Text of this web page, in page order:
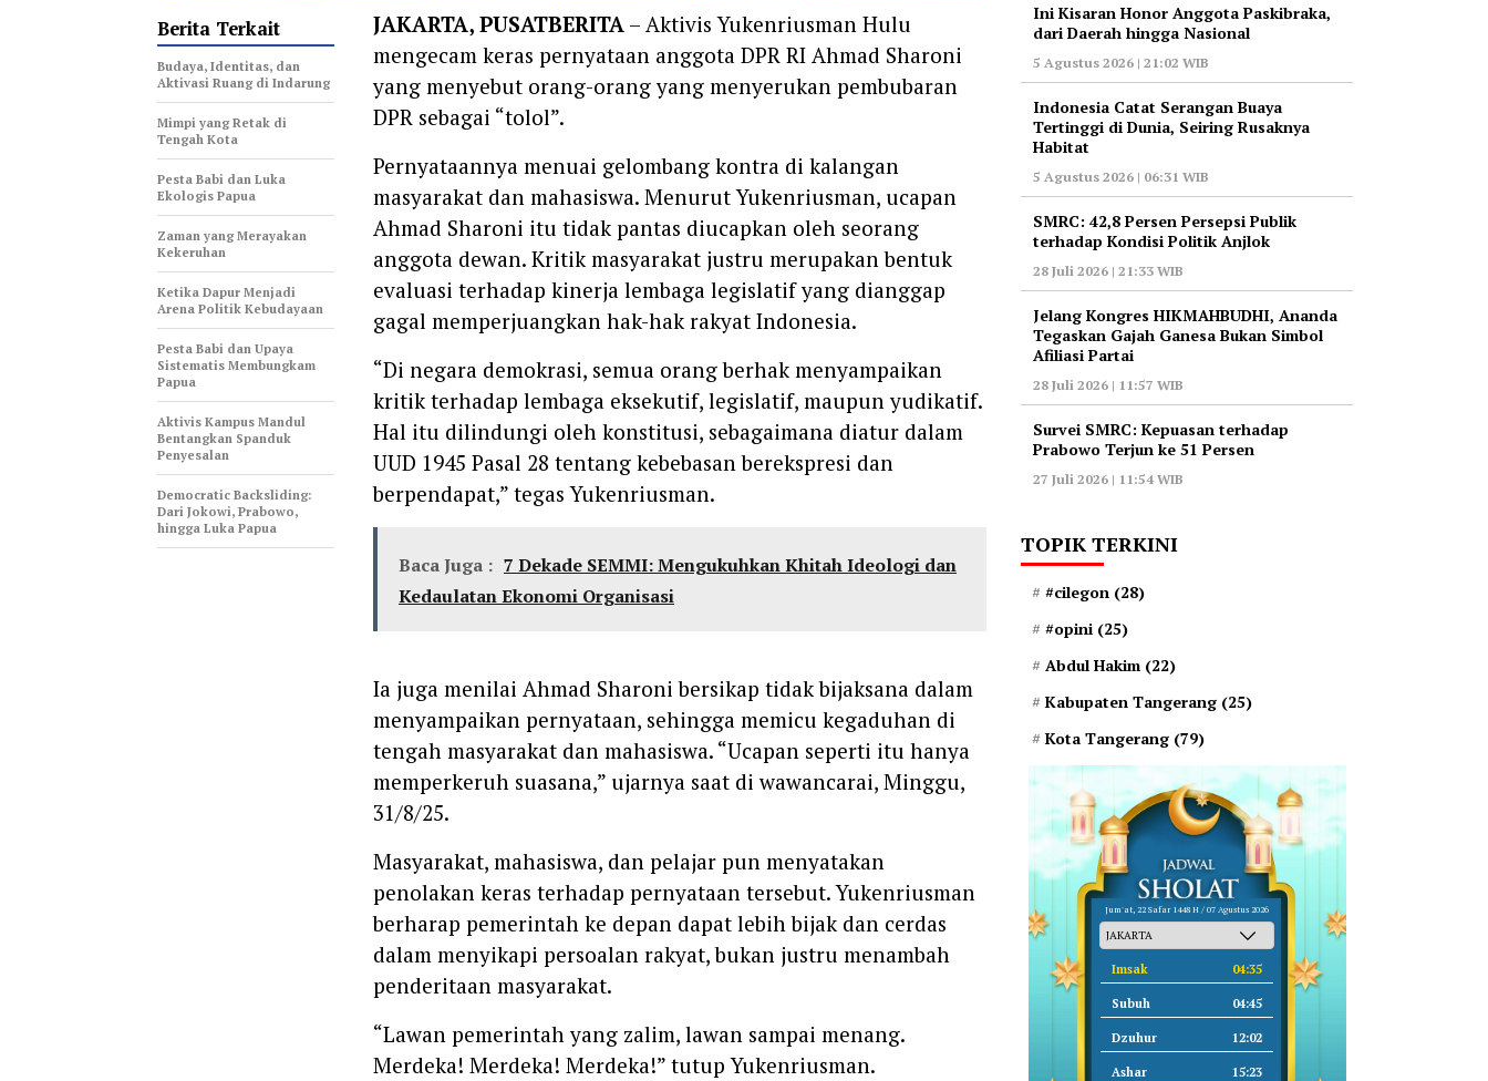
JAKARTA, PUSATBERITA – Aktivis Yukenriusman Hulu
mengecam keras pernyataan anggota DPR RI Ahmad Sharoni
yang menyebut orang-orang yang menyerukan pembubaran
DPR sebagai “tolol”.
Pernyataannya menuai gelombang kontra di kalangan
masyarakat dan mahasiswa. Menurut Yukenriusman, ucapan
Ahmad Sharoni itu tidak pantas diucapkan oleh seorang
anggota dewan. Kritik masyarakat justru merupakan bentuk
evaluasi terhadap kinerja lembaga legislatif yang dianggap
gagal memperjuangkan hak-hak rakyat Indonesia.
“Di negara demokrasi, semua orang berhak menyampaikan
kritik terhadap lembaga eksekutif, legislatif, maupun yudikatif.
Hal itu dilindungi oleh konstitusi, sebagaimana diatur dalam
UUD 1945 Pasal 28 tentang kebebasan berekspresi dan
berpendapat,” tegas Yukenriusman.
Baca Juga : 7 Dekade SEMMI: Mengukuhkan Khitah Ideologi dan
Kedaulatan Ekonomi Organisasi
Ia juga menilai Ahmad Sharoni bersikap tidak bijaksana dalam
menyampaikan pernyataan, sehingga memicu kegaduhan di
tengah masyarakat dan mahasiswa. “Ucapan seperti itu hanya
memperkeruh suasana,” ujarnya saat di wawancarai, Minggu,
31/8/25.
Masyarakat, mahasiswa, dan pelajar pun menyatakan
penolakan keras terhadap pernyataan tersebut. Yukenriusman
berharap pemerintah ke depan dapat lebih bijak dan cerdas
dalam menyikapi persoalan rakyat, bukan justru menambah
penderitaan masyarakat.
“Lawan pemerintah yang zalim, lawan sampai menang.
Merdeka! Merdeka! Merdeka!” tutup Yukenriusman.
Berita Terkait
Budaya, Identitas, dan
Aktivasi Ruang di Indarung
Mimpi yang Retak di
Tengah Kota
Pesta Babi dan Luka
Ekologis Papua
Zaman yang Merayakan
Kekeruhan
Ketika Dapur Menjadi
Arena Politik Kebudayaan
Pesta Babi dan Upaya
Sistematis Membungkam
Papua
Aktivis Kampus Mandul
Bentangkan Spanduk
Penyesalan
Democratic Backsliding:
Dari Jokowi, Prabowo,
hingga Luka Papua
Ini Kisaran Honor Anggota Paskibraka,
dari Daerah hingga Nasional
5 Agustus 2026 | 21:02 WIB
Indonesia Catat Serangan Buaya
Tertinggi di Dunia, Seiring Rusaknya
Habitat
5 Agustus 2026 | 06:31 WIB
‎SMRC: 42,8 Persen Persepsi Publik
terhadap Kondisi Politik Anjlok
28 Juli 2026 | 21:33 WIB
‎Jelang Kongres HIKMAHBUDHI, Ananda
Tegaskan Gajah Ganesa Bukan Simbol
Afiliasi Partai
28 Juli 2026 | 11:57 WIB
‎Survei SMRC: Kepuasan terhadap
Prabowo Terjun ke 51 Persen
27 Juli 2026 | 11:54 WIB
TOPIK TERKINI
#cilegon (28)
#opini (25)
Abdul Hakim (22)
Kabupaten Tangerang (25)
Kota Tangerang (79)
Jum'at, 22 Safar 1448 H / 07 Agustus 2026
Imsak 04:35
Subuh 04:45
Dzuhur 12:02
Ashar 15:23